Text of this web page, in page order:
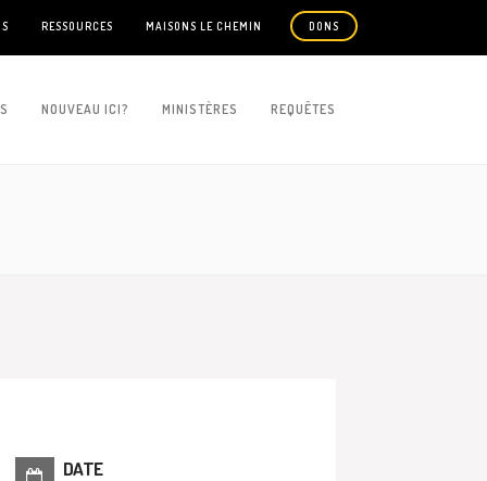
RESSOURCES MAISONS LE CHEMIN DONS
NOUVEAU ICI? MINISTÈRES REQUÊTES
DATE